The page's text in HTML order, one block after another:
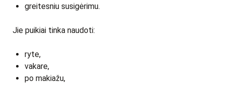
greitesniu susigėrimu.
Jie puikiai tinka naudoti:
ryte,
vakare,
po makiažu,